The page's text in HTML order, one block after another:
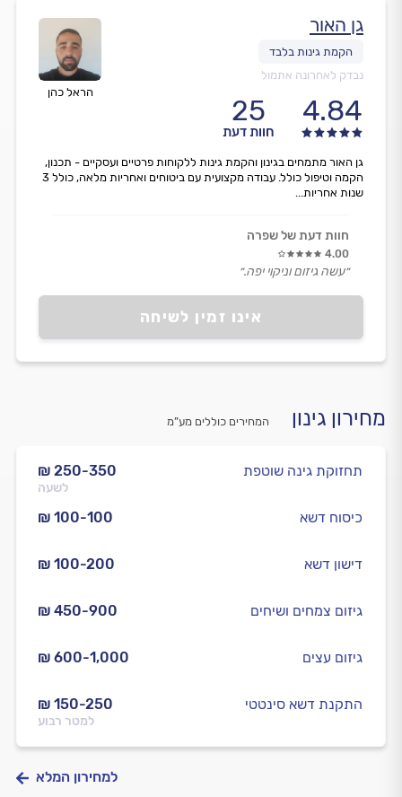
הראל כהן
גן האור
נבדק לאחרונה אתמול
4.84
25
חוות דעת
אינו זמין לשיחה
גן האור מתמחים בגינון והקמת גינות ללקוחות פרטיים ועסקיים - תכנון,
הקמה וטיפול כולל. עבודה מקצועית עם ביטוחים ואחריות מלאה, כולל 3
שנות אחריות...
חוות דעת של שפרה
4.00
״עשה גיזום וניקוי יפה.״
מחירון גינון המחירים כוללים מע”מ
₪ 250-350
לשעה
תחזוקת גינה שוטפת
₪ 100-100 כיסוח דשא
₪ 100-200 דישון דשא
₪ 450-900 גיזום צמחים ושיחים
₪ 600-1,000 גיזום עצים
₪ 150-250
למטר רבוע
התקנת דשא סינטטי
למחירון המלא